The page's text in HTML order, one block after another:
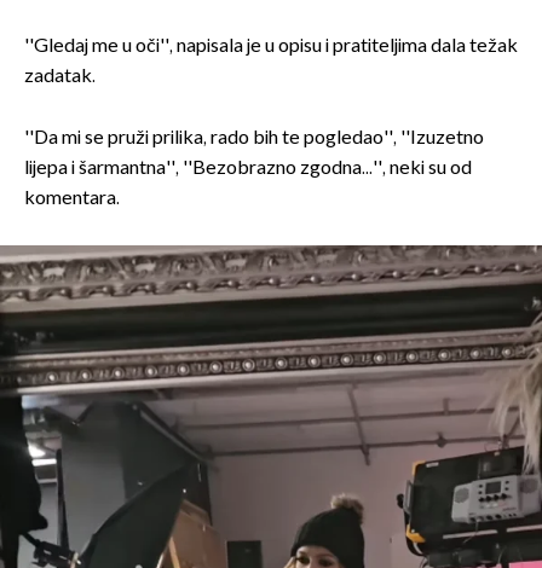
''Gledaj me u oči'', napisala je u opisu i pratiteljima dala težak
zadatak.
''Da mi se pruži prilika, rado bih te pogledao'', ''Izuzetno
lijepa i šarmantna'', ''Bezobrazno zgodna...'', neki su od
komentara.